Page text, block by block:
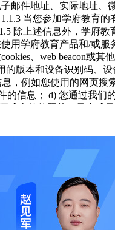
内容或其执行发生任何
学府教育许可，任何
议各方其他权利。 2、如
时应被忽略。
邮件地址、实际地址
1.1.3 当您参加学府教育
除上述信息外，学府
使用学府教育产品和/或服
、web beacon或其
版本和设备识别码、
，例如您使用的网页
的信息；
d) 您通过我们
a) 法律法规有明确规定；